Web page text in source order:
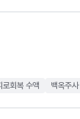
로회복 수액 백옥주사